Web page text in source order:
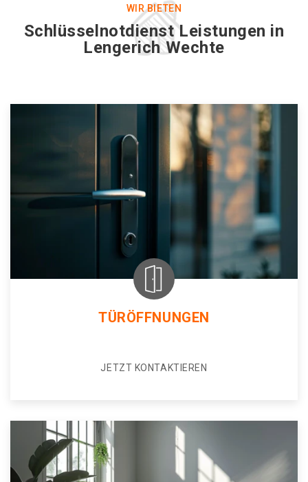
WIR BIETEN
Schlüsselnotdienst Leistungen in
Lengerich Wechte
TÜRÖFFNUNGEN
JETZT KONTAKTIEREN